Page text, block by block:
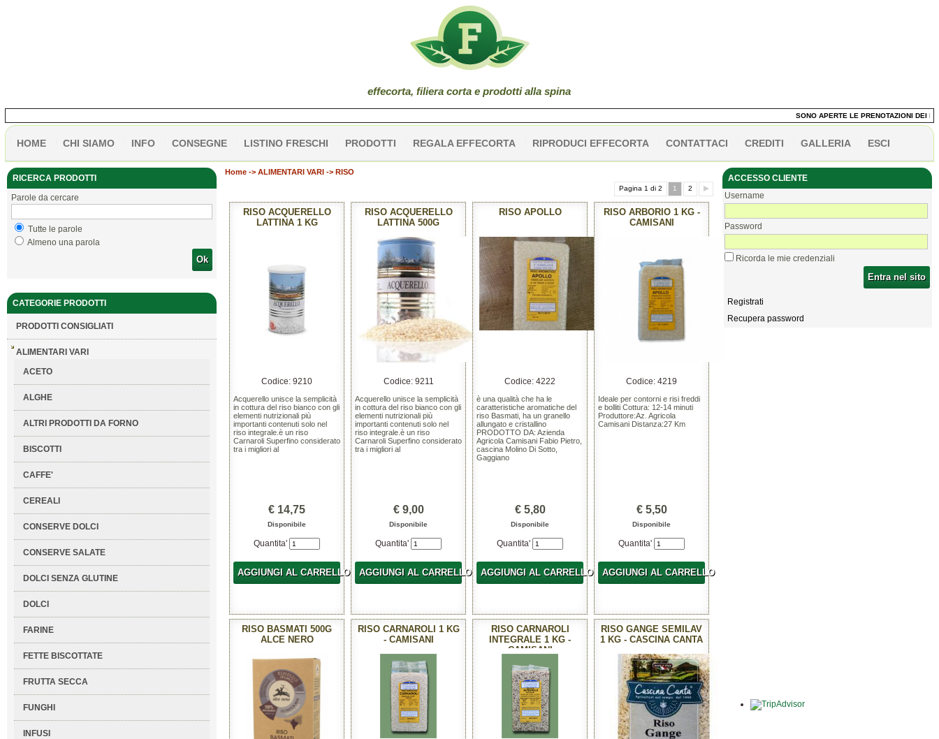
effecorta, filiera corta e prodotti alla spina
SONO APERTE LE PRENOTAZIONI DEI
HOME CHI SIAMO INFO CONSEGNE LISTINO FRESCHI PRODOTTI REGALA EFFECORTA RIPRODUCI EFFECORTA CONTATTACI CREDITI GALLERIA ESCI
RICERCA PRODOTTI
Parole da cercare
Tutte le parole
Almeno una parola
Ok
CATEGORIE PRODOTTI
PRODOTTI CONSIGLIATI
ALIMENTARI VARI
ACETO
ALGHE
ALTRI PRODOTTI DA FORNO
BISCOTTI
CAFFE'
CEREALI
CONSERVE DOLCI
CONSERVE SALATE
DOLCI SENZA GLUTINE
DOLCI
FARINE
FETTE BISCOTTATE
FRUTTA SECCA
FUNGHI
INFUSI
Home-> ALIMENTARI VARI -> RISO
Pagina 1 di 2 1 2
RISO ACQUERELLO
LATTINA 1 KG
Codice: 9210
Acquerello unisce la semplicità
in cottura del riso bianco con gli
elementi nutrizionali più
importanti contenuti solo nel
riso integrale.è un riso
Carnaroli Superfino considerato
tra i migliori al
€ 14,75
Disponibile
Quantita'
AGGIUNGI AL CARRELLO
RISO ACQUERELLO
LATTINA 500G
Codice: 9211
Acquerello unisce la semplicità
in cottura del riso bianco con gli
elementi nutrizionali più
importanti contenuti solo nel
riso integrale.è un riso
Carnaroli Superfino considerato
tra i migliori al
€ 9,00
Disponibile
Quantita'
AGGIUNGI AL CARRELLO
RISO APOLLO
Codice: 4222
è una qualità che ha le
caratteristiche aromatiche del
riso Basmati, ha un granello
allungato e cristallino
PRODOTTO DA: Azienda
Agricola Camisani Fabio Pietro,
cascina Molino Di Sotto,
Gaggiano
€ 5,80
Disponibile
Quantita'
AGGIUNGI AL CARRELLO
RISO ARBORIO 1 KG -
CAMISANI
Codice: 4219
Ideale per contorni e risi freddi
e bolliti Cottura: 12-14 minuti
Produttore:Az. Agricola
Camisani Distanza:27 Km
€ 5,50
Disponibile
Quantita'
AGGIUNGI AL CARRELLO
RISO BASMATI 500G
ALCE NERO
RISO CARNAROLI 1 KG
- CAMISANI
RISO CARNAROLI
INTEGRALE 1 KG -
CAMISANI
RISO GANGE SEMILAV
1 KG - CASCINA CANTA
ACCESSO CLIENTE
Username
Password
Ricorda le mie credenziali
Entra nel sito
Registrati
Recupera password